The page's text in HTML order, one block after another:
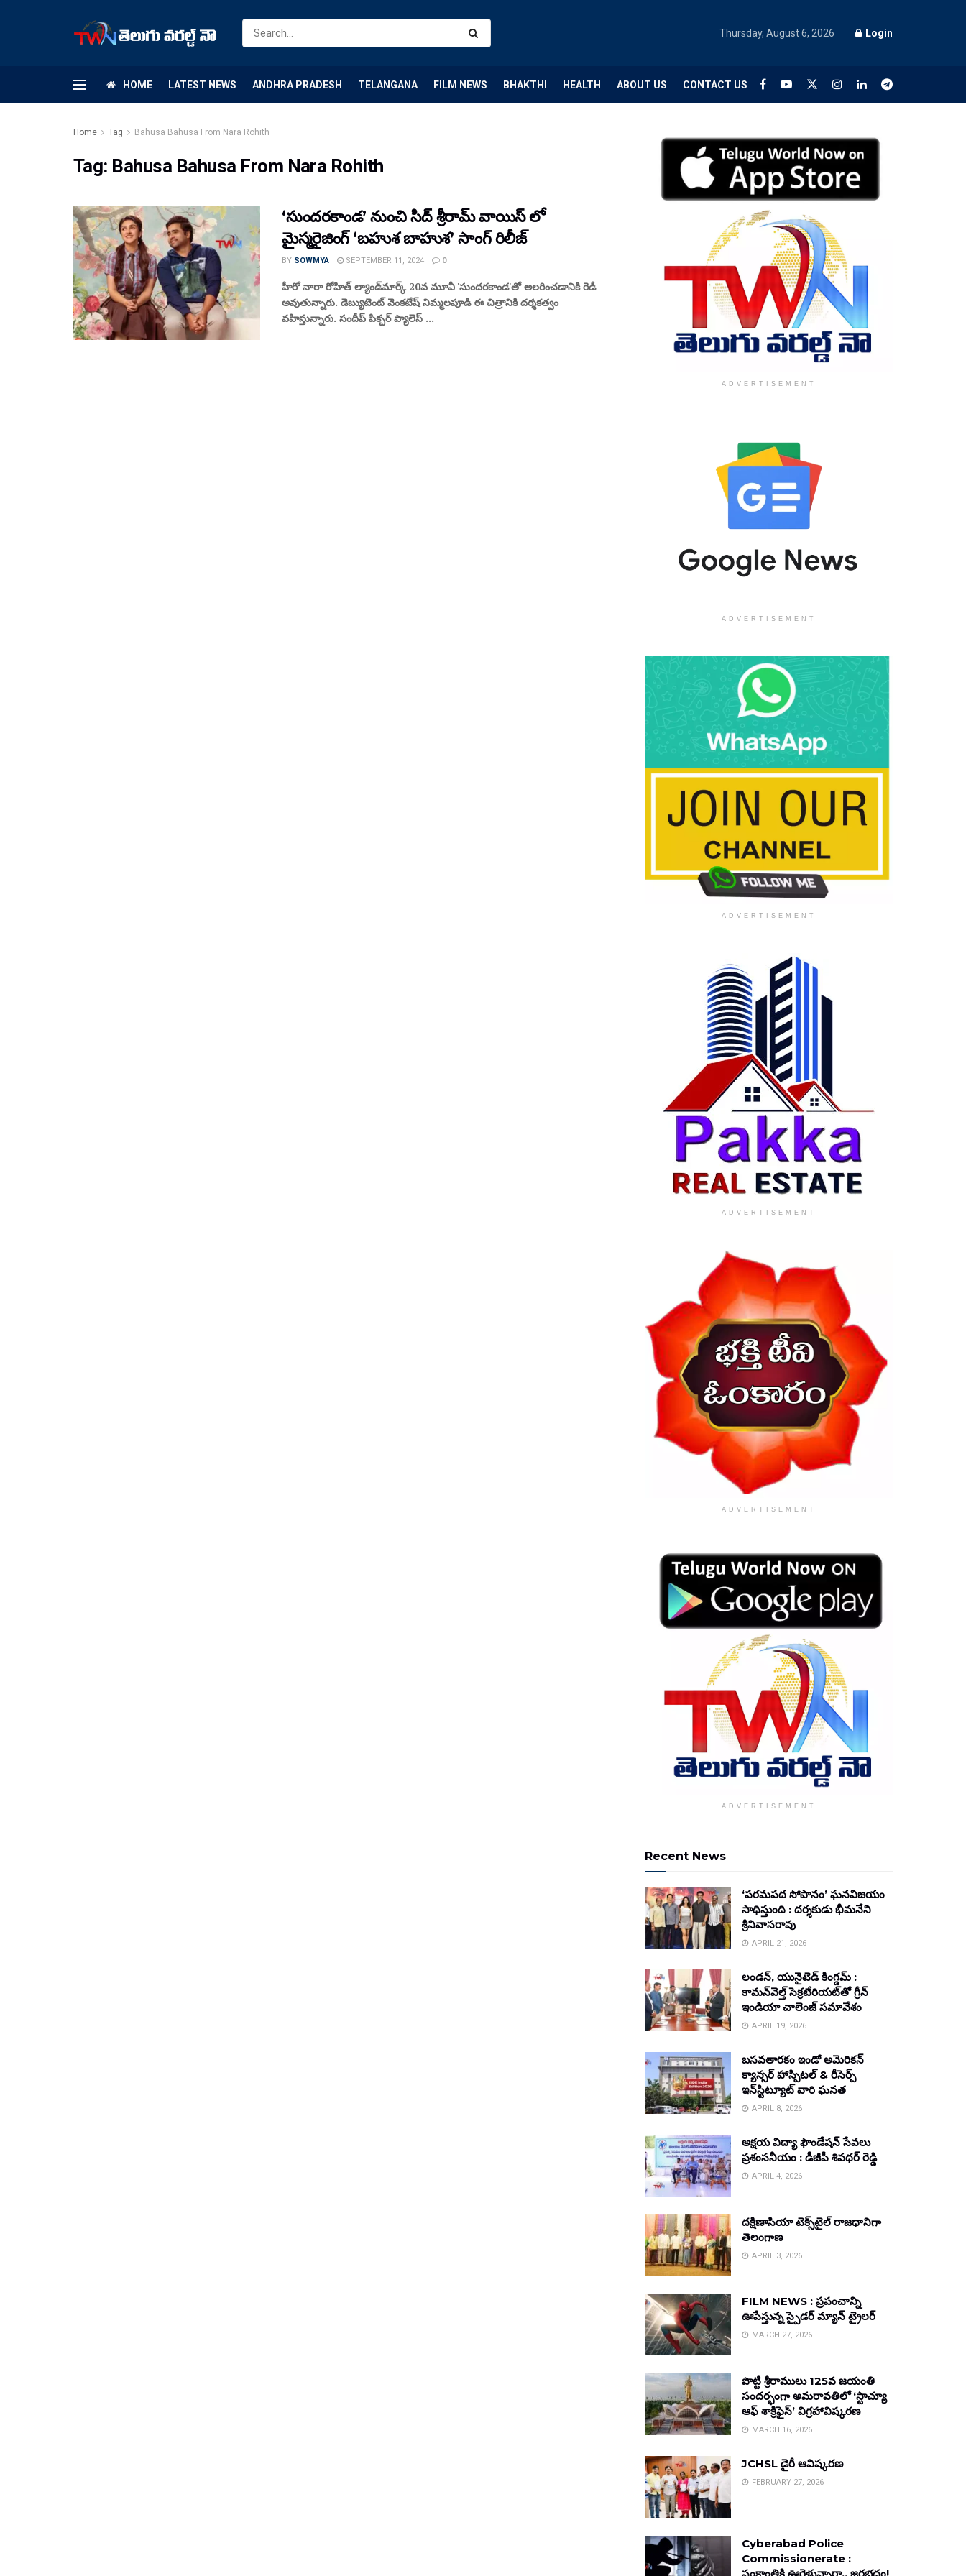
Thursday, August 6, 2026 Login
HOME LATEST NEWS ANDHRA PRADESH TELANGANA FILM NEWS BHAKTHI HEALTH ABOUT US CONTACT US
Home Tag Bahusa Bahusa From Nara Rohith
Tag: Bahusa Bahusa From Nara Rohith
‘సుందరకాండ’ నుంచి సిద్ శ్రీరామ్ వాయిస్ లో
మైస్మరైజింగ్ ‘బహుశ బాహుశ’ సాంగ్ రిలీజ్
BY SOWMYA SEPTEMBER 11, 2024 0
హీరో నారా రోహిత్ ల్యాండ్‌మార్క్ 20వ మూవీ 'సుందరకాండ'తో అలరించడానికి రెడీ
అవుతున్నారు. డెబ్యుటెంట్ వెంకటేష్ నిమ్మలపూడి ఈ చిత్రానికి దర్శకత్వం
వహిస్తున్నారు. సందీప్ పిక్చర్ ప్యాలెస్ ...
ADVERTISEMENT
ADVERTISEMENT
ADVERTISEMENT
ADVERTISEMENT
ADVERTISEMENT
ADVERTISEMENT
Recent News
‘పరమపద సోపానం’ ఘనవిజయం
సాధిస్తుంది : దర్శకుడు భీమనేని
శ్రీనివాసరావు
APRIL 21, 2026
లండన్, యునైటెడ్ కింగ్డమ్ :
కామన్‌వెల్త్ సెక్రటేరియట్‌తో గ్రీన్
ఇండియా చాలెంజ్ సమావేశం
APRIL 19, 2026
బసవతారకం ఇండో అమెరికన్
క్యాన్సర్ హాస్పిటల్ & రీసెర్చ్
ఇన్‌స్టిట్యూట్ వారి ఘనత
APRIL 8, 2026
అక్షయ విద్యా ఫౌండేషన్ సేవలు
ప్రశంసనీయం : డీజీపీ శివధర్ రెడ్డి
APRIL 4, 2026
దక్షిణాసియా టెక్స్‌టైల్ రాజధానిగా
తెలంగాణ
APRIL 3, 2026
FILM NEWS : ప్రపంచాన్ని
ఊపేస్తున్న స్పైడర్ మ్యాన్ ట్రైలర్
MARCH 27, 2026
పొట్టి శ్రీరాములు 125వ జయంతి
సందర్భంగా అమరావతిలో ‘స్టాచ్యూ
ఆఫ్ శాక్రిఫైస్’ విగ్రహావిష్కరణ
MARCH 16, 2026
JCHSL డైరీ ఆవిష్కరణ
FEBRUARY 27, 2026
Cyberabad Police
Commissionerate :